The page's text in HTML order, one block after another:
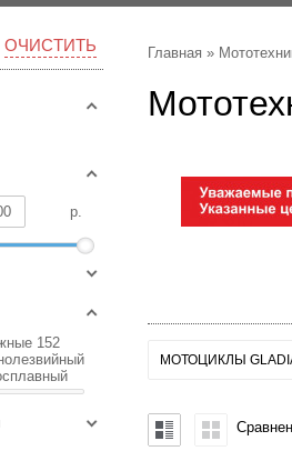
ОЧИСТИТЬ
р.
152
Главная »
МОТОЦИКЛЫ